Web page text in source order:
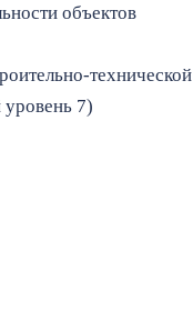
объектов
технической
уровень 7)